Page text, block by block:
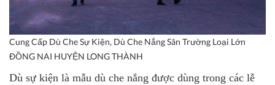
Cung Cấp Dù Che Sự Kiện, Dù Che Nắng Sân Trường Loại Lớn
ĐỒNG NAI HUYỆN LONG THÀNH
Dù sự kiện là mẫu dù che nắng được dùng trong các lễ